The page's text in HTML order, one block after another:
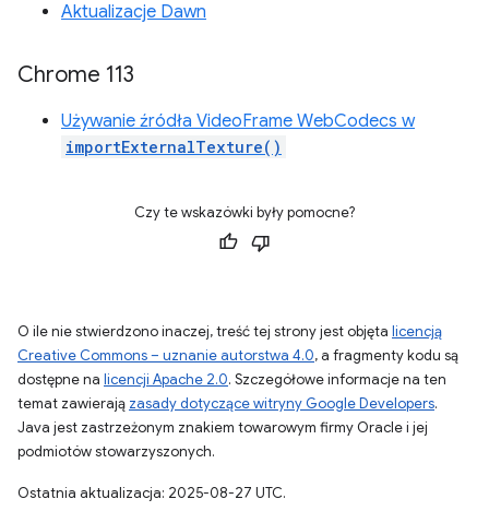
Aktualizacje Dawn
Chrome 113
Używanie źródła VideoFrame WebCodecs w
importExternalTexture()
Czy te wskazówki były pomocne?
O ile nie stwierdzono inaczej, treść tej strony jest objęta licencją
Creative Commons – uznanie autorstwa 4.0, a fragmenty kodu są
dostępne na licencji Apache 2.0. Szczegółowe informacje na ten
temat zawierają zasady dotyczące witryny Google Developers.
Java jest zastrzeżonym znakiem towarowym firmy Oracle i jej
podmiotów stowarzyszonych.
Ostatnia aktualizacja: 2025-08-27 UTC.